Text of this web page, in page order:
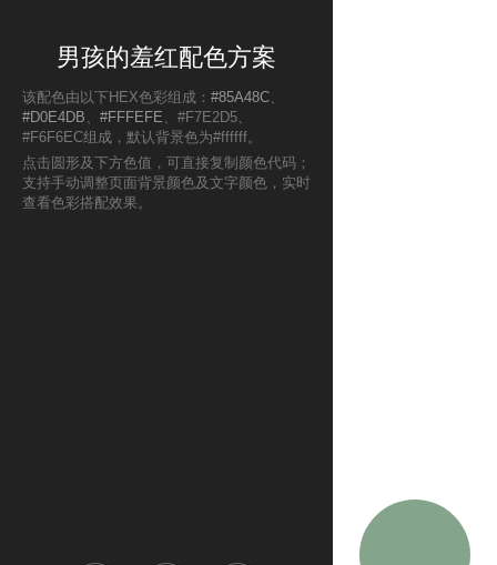
男孩的羞红配色方案
该配色由以下HEX色彩组成： #85A48C、
#D0E4DB 、 #FFFEFE 、#F7E2D5、
#F6F6EC组成，默认背景色为#ffffff。
点击圆形及下方色值，可直接复制颜色代码；
支持手动调整页面背景颜色及文字颜色，实时
查看色彩搭配效果。